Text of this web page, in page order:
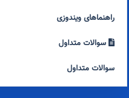
راهنماهای ویندوزی
سوالات متداول
سوالات متداول